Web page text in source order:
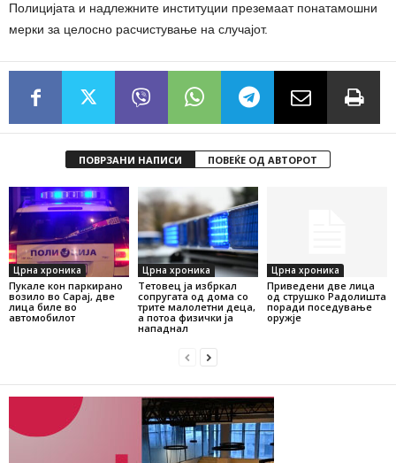
Полицијата и надлежните институции преземаат понатамошни
мерки за целосно расчистување на случајот.
ПОВРЗАНИ НАПИСИ ПОВЕЌЕ ОД АВТОРОТ
Црна хроника
Пукале кон паркирано
возило во Сарај, две
лица биле во
автомобилот
Црна хроника
Тетовец ја избркал
сопругата од дома со
трите малолетни деца,
а потоа физички ја
нападнал
Црна хроника
Приведени две лица
од струшко Радолишта
поради поседување
оружје